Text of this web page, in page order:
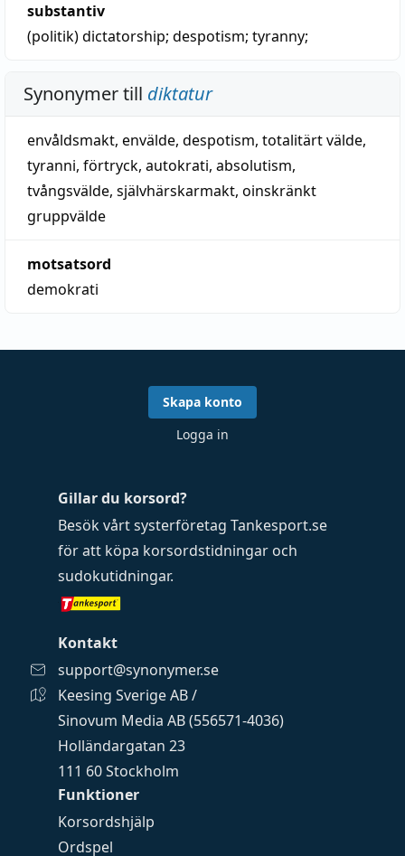
substantiv
(politik)dictatorship; despotism; tyranny;
Synonymer till diktatur
envåldsmakt, envälde, despotism, totalitärt välde,
tyranni, förtryck, autokrati, absolutism,
tvångsvälde, självhärskarmakt, oinskränkt
gruppvälde
motsatsord
demokrati
Funktioner
Korsordshjälp
Ordspel
Gillar du korsord?
Besök vårt systerföretag Tankesport.se
för att köpa korsordstidningar och
sudokutidningar.
Kontakt
support@synonymer.se
Keesing Sverige AB /
Sinovum Media AB (556571-4036)
Holländargatan 23
111 60 Stockholm
Skapa konto
Logga in